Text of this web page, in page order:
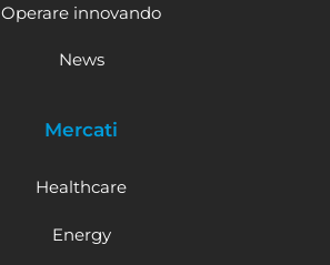
Operare innovando
News
Mercati
Healthcare
Energy